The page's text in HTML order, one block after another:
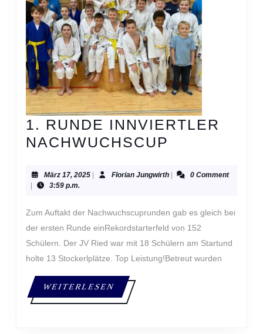
1. RUNDE INNVIERTLER
NACHWUCHSCUP
März 17, 2025März
Florian JungwirthFlorian0 Comment
3:59 p.m.
Zum Auftakt der Nachwuchscuprunden gab es gleich bei
der ersten Runde einRekordstarterfeld von 152
Schülern. Der JV Ried war mit 18 Schülern am Startund
holte 13 Stockerlplätze. Top Leistung!Betreut wurden
WEITERLESENWEITERLESEN